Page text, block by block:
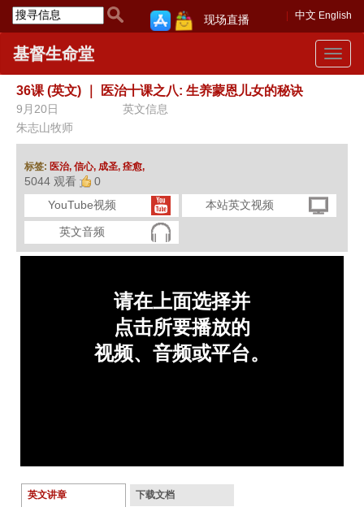
中文 English
现场直播
Toggle
基督生命堂
36课 (英文) 医治十课之八: 生养蒙恩儿女的秘诀
9月20日
英文信息
朱志山牧师
标签: 医治, 信心, 成圣, 痊愈,
5044 观看
0
YouTube视频
本站英文视频
英文音频
英文讲章 下载文档